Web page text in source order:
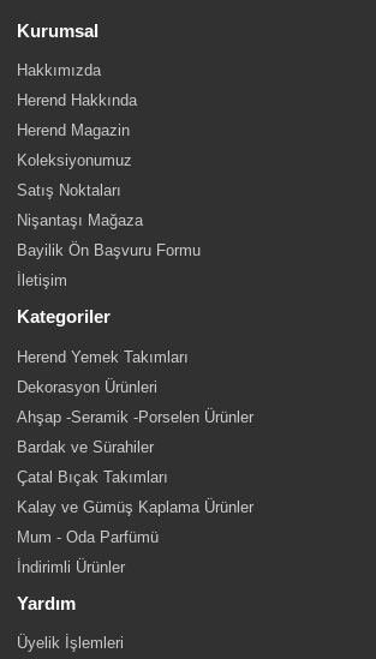
Kurumsal
Hakkımızda
Herend Hakkında
Herend Magazin
Koleksiyonumuz
Satış Noktaları
Nişantaşı Mağaza
Bayilik Ön Başvuru Formu
İletişim
Kategoriler
Herend Yemek Takımları
Dekorasyon Ürünleri
Ahşap -Seramik -Porselen Ürünler
Bardak ve Sürahiler
Çatal Bıçak Takımları
Kalay ve Gümüş Kaplama Ürünler
Mum - Oda Parfümü
İndirimli Ürünler
Yardım
Üyelik İşlemleri